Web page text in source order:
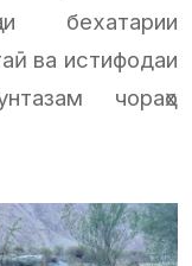
бехатарии
ва истифодаи
чораҳо